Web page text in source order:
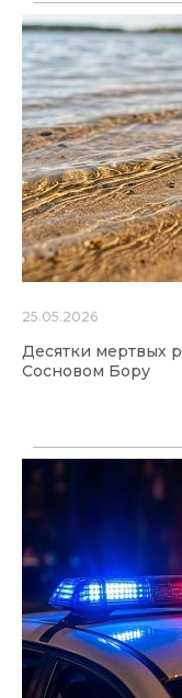
25.05.2026
Десятки мертвых
Сосновом Бору